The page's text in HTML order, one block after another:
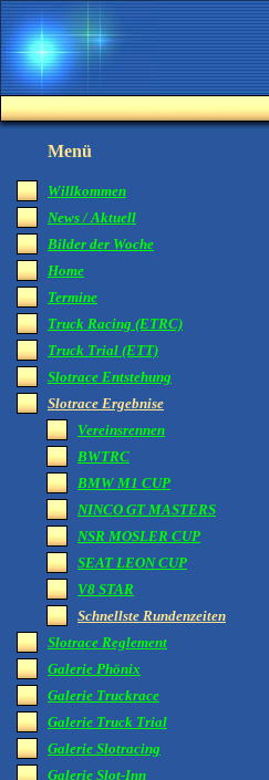
Menü
Willkommen
News / Aktuell
Bilder der Woche
Home
Termine
Truck Racing (ETRC)
Truck Trial (ETT)
Slotrace Entstehung
Slotrace Ergebnise
Vereinsrennen
BWTRC
BMW M1 CUP
NINCO GT MASTERS
NSR MOSLER CUP
SEAT LEON CUP
V8 STAR
Schnellste Rundenzeiten
Slotrace Reglement
Galerie Phönix
Galerie Truckrace
Galerie Truck Trial
Galerie Slotracing
Galerie Slot-Inn